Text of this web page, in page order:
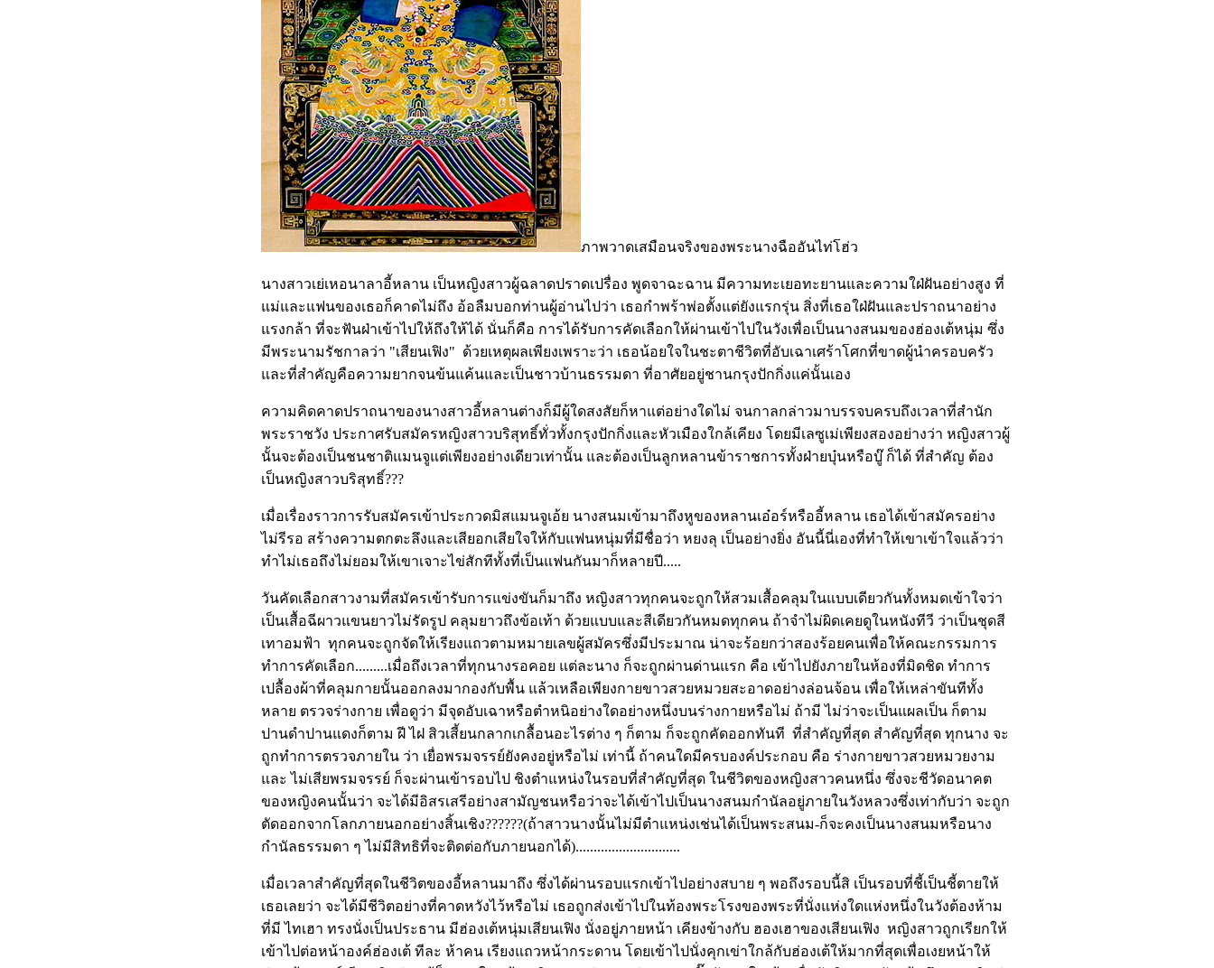
ภาพวาดเสมือนจริงของพระนางฉืออันไท่โฮ่ว
นางสาวเย่เหอนาลาอี้หลาน เป็นหญิงสาวผู้ฉลาดปราดเปรื่อง พูดจาฉะฉาน มีความทะเยอทะยานและความใฝ่ฝันอย่างสูง ที่
แม่และแฟนของเธอก็คาดไม่ถึง อ้อลืมบอกท่านผู้อ่านไปว่า เธอกำพร้าพ่อตั้งแต่ยังแรกรุ่น สิ่งที่เธอใฝ่ฝันและปราถนาอย่าง
แรงกล้า ที่จะฟันฝ่าเข้าไปให้ถึงให้ได้ นั่นก็คือ การได้รับการคัดเลือกให้ผ่านเข้าไปในวังเพื่อเป็นนางสนมของฮ่องเต้หนุ่ม ซึ่ง
มีพระนามรัชกาลว่า "เสียนเฟิง" ด้วยเหตุผลเพียงเพราะว่า เธอน้อยใจในชะตาชีวิตที่อับเฉาเศร้าโศกที่ขาดผู้นำครอบครัว
และที่สำคัญคือความยากจนข้นแค้นและเป็นชาวบ้านธรรมดา ที่อาศัยอยู่ชานกรุงปักกิ่งแค่นั้นเอง
ความคิดคาดปราถนาของนางสาวอี้หลานต่างก็มีผู้ใดสงสัยก็หาแต่อย่างใดไม่ จนกาลกล่าวมาบรรจบครบถึงเวลาที่สำนัก
พระราชวัง ประกาศรับสมัครหญิงสาวบริสุทธิ์ทั่วทั้งกรุงปักกิ่งและหัวเมืองใกล้เคียง โดยมีเลซูเม่เพียงสองอย่างว่า หญิงสาวผู้
นั้นจะต้องเป็นชนชาติแมนจูแต่เพียงอย่างเดียวเท่านั้น และต้องเป็นลูกหลานข้าราชการทั้งฝ่ายบุ๋นหรือบู๊ ก็ได้ ที่สำคัญ ต้อง
เป็นหญิงสาวบริสุทธิ์???
เมื่อเรื่องราวการรับสมัครเข้าประกวดมิสแมนจูเอ้ย นางสนมเข้ามาถึงหูของหลานเอ๋อร์หรืออี้หลาน เธอได้เข้าสมัครอย่าง
ไม่รีรอ สร้างความตกตะลึงและเสียอกเสียใจให้กับแฟนหนุ่มที่มีชื่อว่า หยงลุ เป็นอย่างยิ่ง อันนี้นี่เองที่ทำให้เขาเข้าใจแล้วว่า
ทำไม่เธอถึงไม่ยอมให้เขาเจาะไข่สักทีทั้งที่เป็นแฟนกันมาก็หลายปี.....
วันคัดเลือกสาวงามที่สมัครเข้ารับการแข่งขันก็มาถึง หญิงสาวทุกคนจะถูกให้สวมเสื้อคลุมในแบบเดียวกันทั้งหมดเข้าใจว่า
เป็นเสื้อฉีผาวแขนยาวไม่รัดรูป คลุมยาวถึงข้อเท้า ด้วยแบบและสีเดียวกันหมดทุกคน ถ้าจำไม่ผิดเคยดูในหนังทีวี ว่าเป็นชุดสี
เทาอมฟ้า ทุกคนจะถูกจัดให้เรียงแถวตามหมายเลขผู้สมัครซึ่งมีประมาณ น่าจะร้อยกว่าสองร้อยคนเพื่อให้คณะกรรมการ
ทำการคัดเลือก.........เมื่อถึงเวลาที่ทุกนางรอคอย แต่ละนาง ก็จะถูกผ่านด่านแรก คือ เข้าไปยังภายในห้องที่มิดชิด ทำการ
เปลื้องผ้าที่คลุมกายนั้นออกลงมากองกับพื้น แล้วเหลือเพียงกายขาวสวยหมวยสะอาดอย่างล่อนจ้อน เพื่อให้เหล่าขันทีทั้ง
หลาย ตรวจร่างกาย เพื่อดูว่า มีจุดอับเฉาหรือตำหนิอย่างใดอย่างหนึ่งบนร่างกายหรือไม่ ถ้ามี ไม่ว่าจะเป็นแผลเป็น ก็ตาม
ปานดำปานแดงก็ตาม ฝี ไฝ สิวเสี้ยนกลากเกลื้อนอะไรต่าง ๆ ก็ตาม ก็จะถูกคัดออกทันที ที่สำคัญที่สุด สำคัญที่สุด ทุกนาง จะ
ถูกทำการตรวจภายใน ว่า เยื่อพรมจรรย์ยังคงอยู่หรือไม่ เท่านี้ ถ้าคนใดมีครบองค์ประกอบ คือ ร่างกายขาวสวยหมวยงาม
และ ไม่เสียพรมจรรย์ ก็จะผ่านเข้ารอบไป ชิงตำแหน่งในรอบที่สำคัญที่สุด ในชีวิตของหญิงสาวคนหนึ่ง ซึ่งจะชีวัดอนาคต
ของหญิงคนนั้นว่า จะได้มีอิสรเสรีอย่างสามัญชนหรือว่าจะได้เข้าไปเป็นนางสนมกำนัลอยู่ภายในวังหลวงซึ่งเท่ากับว่า จะถูก
ตัดออกจากโลกภายนอกอย่างสิ้นเชิง??????(ถ้าสาวนางนั้นไม่มีตำแหน่งเช่นได้เป็นพระสนม-ก็จะคงเป็นนางสนมหรือนาง
กำนัลธรรมดา ๆ ไม่มีสิทธิที่จะติดต่อกับภายนอกได้).............................
เมื่อเวลาสำคัญที่สุดในชีวิตของอี้หลานมาถึง ซึ่งได้ผ่านรอบแรกเข้าไปอย่างสบาย ๆ พอถึงรอบนี้สิ เป็นรอบที่ชี้เป็นชี้ตายให้
เธอเลยว่า จะได้มีชีวิตอย่างที่คาดหวังไว้หรือไม่ เธอถูกส่งเข้าไปในท้องพระโรงของพระที่นั่งแห่งใดแห่งหนึ่งในวังต้องห้าม
ที่มี ไทเฮา ทรงนั่งเป็นประธาน มีฮ่องเต้หนุ่มเสียนเฟิง นั่งอยู่ภายหน้า เคียงข้างกับ ฮองเฮาของเสียนเฟิง หญิงสาวถูกเรียกให้
เข้าไปต่อหน้าองค์ฮ่องเต้ ทีละ ห้าคน เรียงแถวหน้ากระดาน โดยเข้าไปนั่งคุกเข่าใกล้กับฮ่องเต้ให้มากที่สุดเพื่อเงยหน้าให้